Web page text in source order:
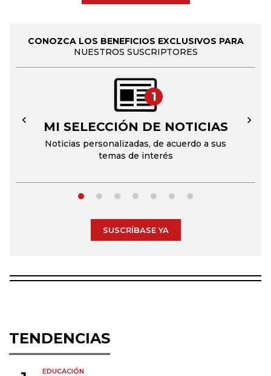
CONOZCA LOS BENEFICIOS EXCLUSIVOS PARA
NUESTROS SUSCRIPTORES
1
MI SELECCIÓN DE NOTICIAS
Noticias personalizadas, de acuerdo a sus
temas de interés
← →
SUSCRÍBASE YA
TENDENCIAS
EDUCACIÓN